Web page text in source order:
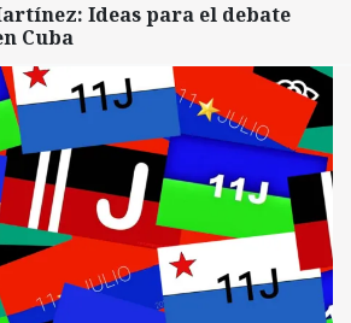
Ideas para el debate
Cuba